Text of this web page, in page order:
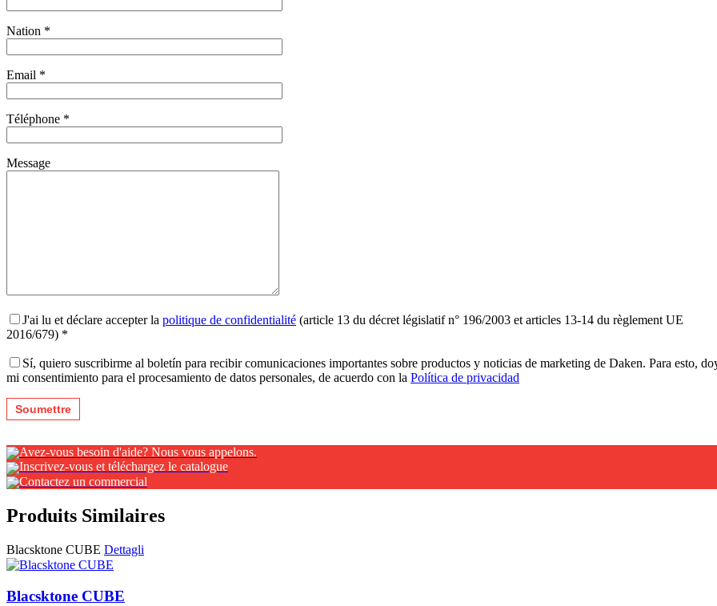
Nation *
Email *
Téléphone *
Message
J'ai lu et déclare accepter la politique de confidentialité (article 13 du décret législatif n° 196/2003 et articles 13-14 du règlement UE
2016/679) *
Sí, quiero suscribirme al boletín para recibir comunicaciones importantes sobre productos y noticias de marketing de Daken. Para esto,
mi consentimiento para el procesamiento de datos personales, de acuerdo con la Política de privacidad
Avez-vous besoin d'aide? Nous vous appelons.
Inscrivez-vous et téléchargez le catalogue
Contactez un commercial
Produits Similaires
Blacsktone CUBE Dettagli
Blacsktone CUBE